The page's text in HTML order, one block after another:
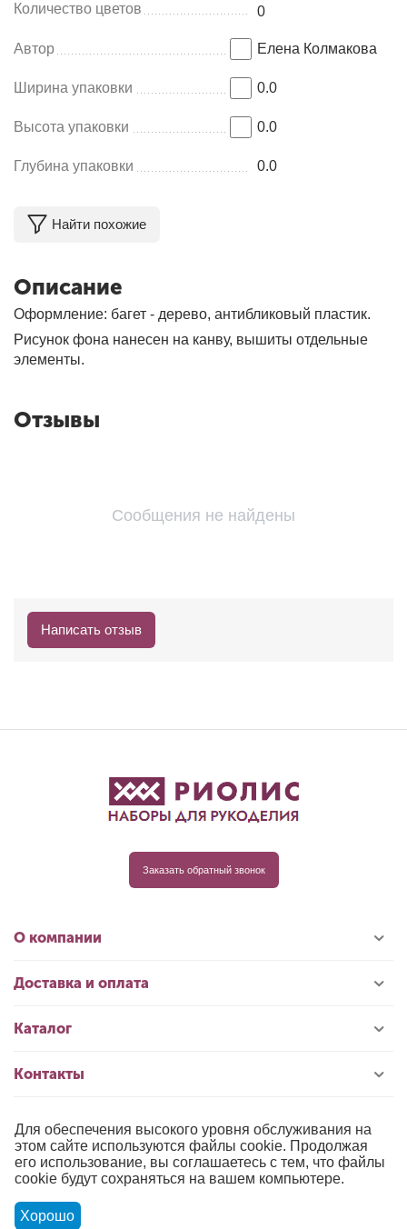
Количество цветов 0
Автор Елена Колмакова
Ширина упаковки 0.0
Высота упаковки 0.0
Глубина упаковки 0.0
Найти похожие
Описание
Оформление: багет - дерево, антибликовый пластик.
Рисунок фона нанесен на канву, вышиты отдельные
элементы.
Отзывы
Сообщения не найдены
Написать отзыв
Заказать обратный звонок
О компании
Доставка и оплата
Каталог
Контакты
© 1996-2026 «РИОЛИС»
Публичная оферта
Политика обработки персональных данных
Для обеспечения высокого уровня обслуживания на
этом сайте используются файлы cookie. Продолжая
его использование, вы соглашаетесь с тем, что файлы
cookie будут сохраняться на вашем компьютере.
Хорошо